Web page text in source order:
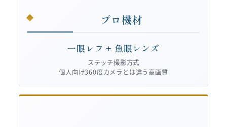
プロ機材
一眼レフ + 魚眼レンズ
ステッチ撮影方式
個人向け360度カメラとは違う高画質